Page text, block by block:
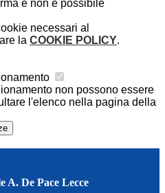
e non è possibile
necessari al
la COOKIE POLICY.
non possono essere
l'elenco nella pagina della
A. De Pace Lecce